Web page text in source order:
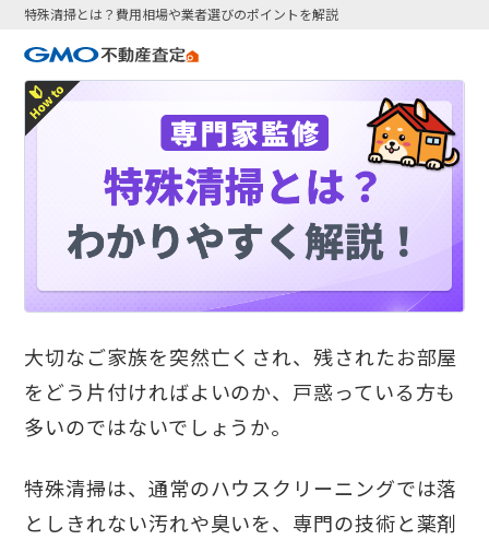
特殊清掃とは？費用相場や業者選びのポイントを解説
大切なご家族を突然亡くされ、残されたお部屋
をどう片付ければよいのか、戸惑っている方も
多いのではないでしょうか。
特殊清掃は、通常のハウスクリーニングでは落
としきれない汚れや臭いを、専門の技術と薬剤